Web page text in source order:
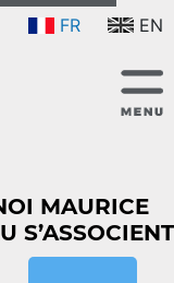
FR EN
MAURICE
S’ASSOCIENT